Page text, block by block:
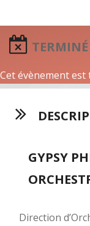
TERMINÉ
Cet évènement est
GYPSY
Direction